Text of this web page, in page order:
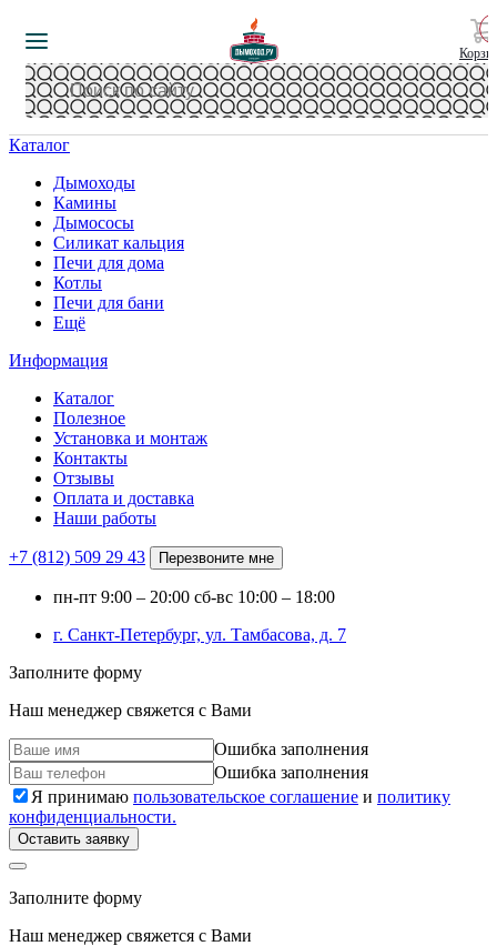
Каталог
Дымоходы
Камины
Дымососы
Силикат кальция
Печи для дома
Котлы
Печи для бани
Ещё
Информация
Каталог
Полезное
Установка и монтаж
Контакты
Отзывы
Оплата и доставка
Наши работы
+7 (812) 509 29 43 Перезвоните мне
пн-пт 9:00 – 20:00 сб-вс 10:00 – 18:00
г. Санкт-Петербург, ул. Тамбасова, д. 7
Заполните форму
Наш менеджер свяжется с Вами
Ошибка заполнения
Ошибка заполнения
Я принимаю пользовательское соглашение и политику
конфиденциальности.
Оставить заявку
Заполните форму
Наш менеджер свяжется с Вами